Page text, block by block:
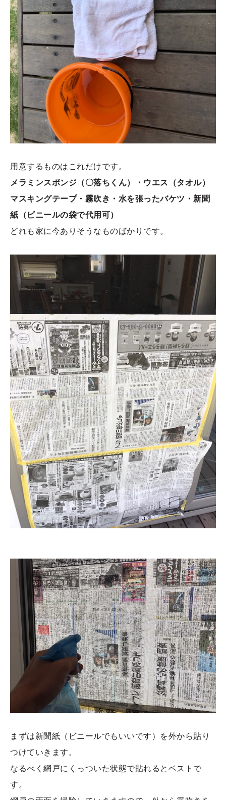
用意するものはこれだけです。
メラミンスポンジ（〇落ちくん）・ウエス（タオル）
マスキングテープ・霧吹き・水を張ったバケツ・新聞
紙（ビニールの袋で代用可）
どれも家に今ありそうなものばかりです。
まずは新聞紙（ビニールでもいいです）を外から貼り
つけていきます。
なるべく網戸にくっついた状態で貼れるとベストで
す。